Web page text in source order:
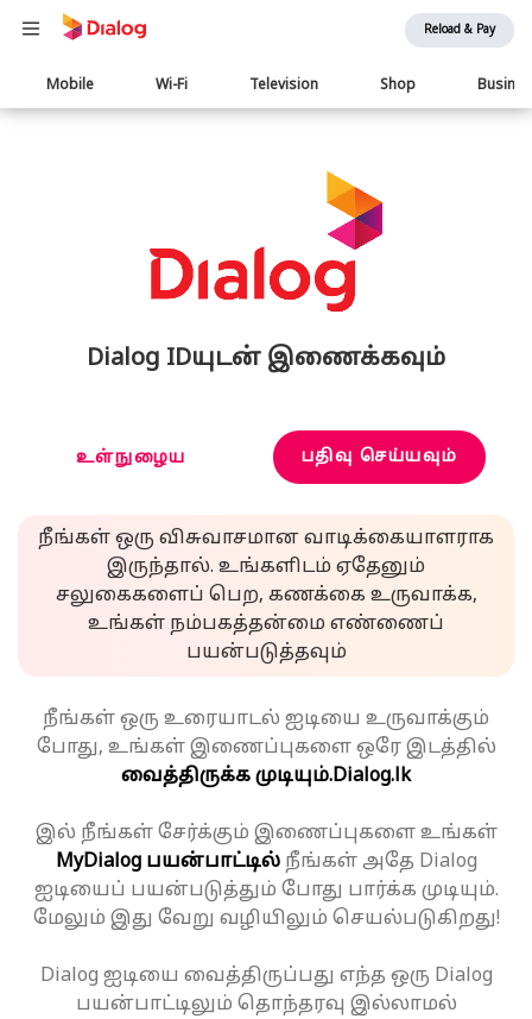
Reload & Pay
Main
navigation
Mobile Wi-Fi Television Shop
Dialog IDயுடன் இணைக்கவும்
உள்நுழைய பதிவு செய்யவும்
நீங்கள் ஒரு விசுவாசமான வாடிக்கையாளராக
இருந்தால். உங்களிடம் ஏதேனும்
சலுகைகளைப் பெற, கணக்கை உருவாக்க,
உங்கள் நம்பகத்தன்மை எண்ணைப்
பயன்படுத்தவும்
நீங்கள் ஒரு உரையாடல் ஐடியை உருவாக்கும்
போது, உங்கள் இணைப்புகளை ஒரே இடத்தில்
வைத்திருக்க முடியும்.Dialog.lk
இல் நீங்கள் சேர்க்கும் இணைப்புகளை உங்கள்
MyDialog பயன்பாட்டில்நீங்கள் அதே Dialog
ஐடியைப் பயன்படுத்தும் போது பார்க்க முடியும்.
மேலும் இது வேறு வழியிலும் செயல்படுகிறது!
Dialog ஐடியை வைத்திருப்பது எந்த ஒரு Dialog
பயன்பாட்டிலும் தொந்தரவு இல்லாமல்